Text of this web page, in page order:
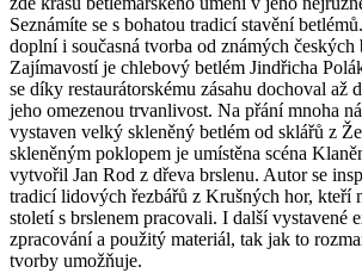
Seznámíte se s bohatou tradicí stavění
doplní i současná tvorba od známých českých
Zajímavostí je chlebový betlém Jindřicha
se díky restaurátorskému zásahu dochoval až
jeho omezenou trvanlivost. Na přání mnoha
vystaven velký skleněný betlém od sklářů z
skleněným poklopem je umístěna scéna
vytvořil Jan Rod z dřeva brslenu. Autor se
tradicí lidových řezbářů z Krušných hor, kteří
století s brslenem pracovali. I další vystavené
zpracování a použitý materiál, tak jak to
tvorby umožňuje.